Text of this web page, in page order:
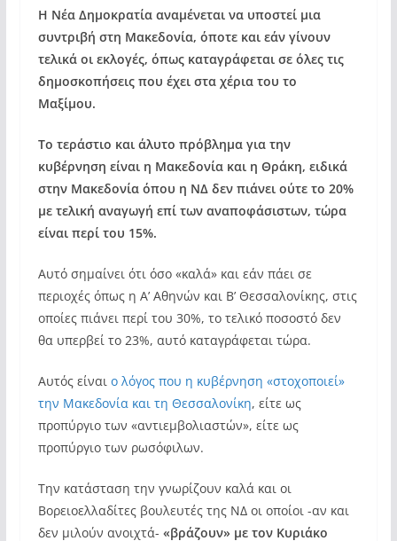
Η Νέα Δημοκρατία αναμένεται να υποστεί μια
συντριβή στη Μακεδονία, όποτε και εάν γίνουν
τελικά οι εκλογές, όπως καταγράφεται σε όλες τις
δημοσκοπήσεις που έχει στα χέρια του το
Μαξίμου.
Το τεράστιο και άλυτο πρόβλημα για την
κυβέρνηση είναι η Μακεδονία και η Θράκη, ειδικά
στην Μακεδονία όπου η ΝΔ δεν πιάνει ούτε το 20%
με τελική αναγωγή επί των αναποφάσιστων, τώρα
είναι περί του 15%.
Αυτό σημαίνει ότι όσο «καλά» και εάν πάει σε
περιοχές όπως η Α’ Αθηνών και Β’ Θεσσαλονίκης, στις
οποίες πιάνει περί του 30%, το τελικό ποσοστό δεν
θα υπερβεί το 23%, αυτό καταγράφεται τώρα.
Αυτός είναι ο λόγος που η κυβέρνηση «στοχοποιεί»
την Μακεδονία και τη Θεσσαλονίκη, είτε ως
προπύργιο των «αντιεμβολιαστών», είτε ως
προπύργιο των ρωσόφιλων.
Την κατάσταση την γνωρίζουν καλά και οι
Βορειοελλαδίτες βουλευτές της ΝΔ οι οποίοι -αν και
δεν μιλούν ανοιχτά- «βράζουν» με τον Κυριάκο